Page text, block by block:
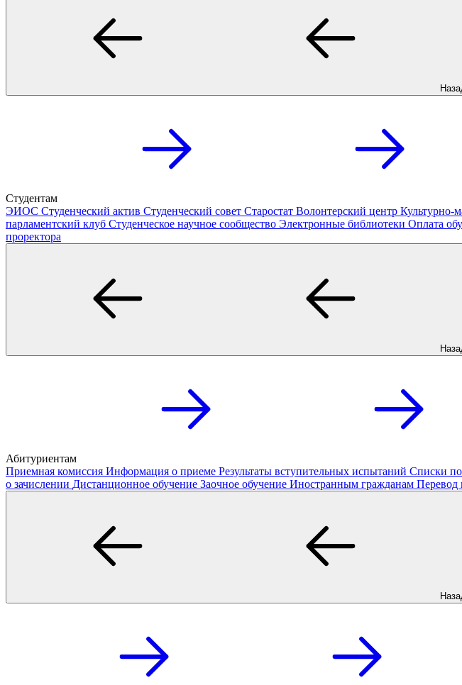
Студентам
ЭИОС Студенческий актив Студенческий совет Старостат Волонтерский центр Культурно-
парламентский клуб Студенческое научное сообщество Электронные библиотеки Оплата
проректора
Абитуриентам
Приемная комиссия Информация о приеме Результаты вступительных испытаний Списки
о зачислении Дистанционное обучение Заочное обучение Иностранным гражданам Перевод